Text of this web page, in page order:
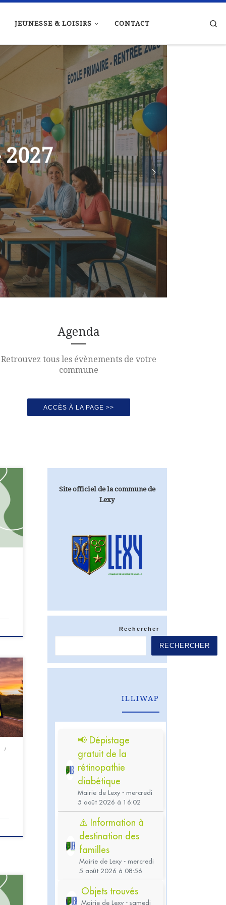
JEUNESSE & LOISIRS CONTACT
Agenda
Retrouvez tous les évènements de votre
commune
ACCÈS À LA PAGE >>
la
Site officiel de la commune de
Lexy
Rechercher
RECHERCHER
ILLIWAP